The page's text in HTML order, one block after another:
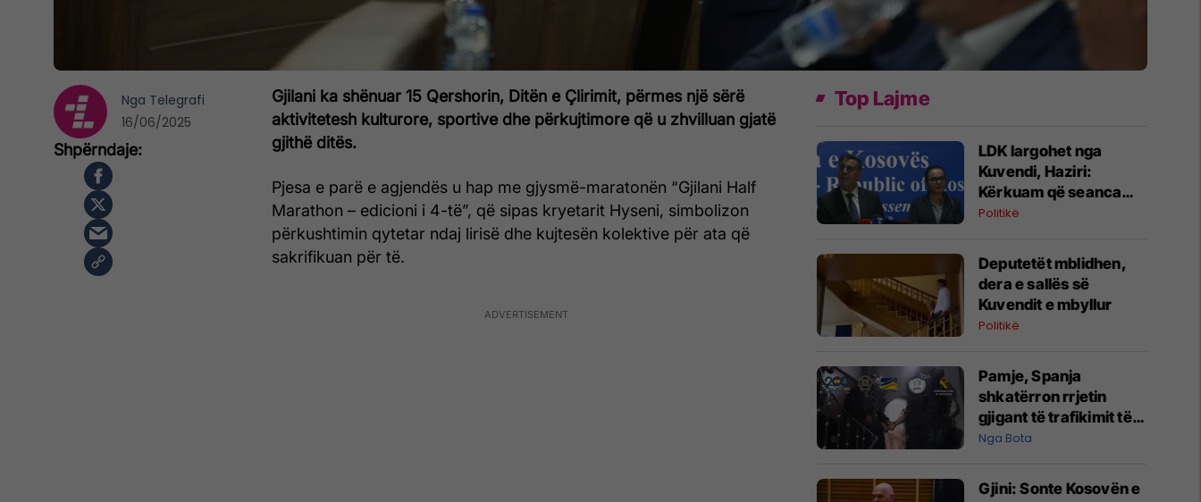
Gjilani ka shënuar 15 Qershorin, Ditën e Çlirimit, përmes një sërë
aktivitetesh kulturore, sportive dhe përkujtimore që u zhvilluan gjatë
gjithë ditës.
Pjesa e parë e agjendës u hap me gjysmë-maratonën “Gjilani Half
Marathon – edicioni i 4-të”, që sipas kryetarit Hyseni, simbolizon
përkushtimin qytetar ndaj lirisë dhe kujtesën kolektive për ata që
sakrifikuan për të.
Nga Telegrafi
16/06/2025
Top Lajme
LDK largohet nga
Kuvendi, Haziri:
Kërkuam që seanca
konstituive të mbahet
Politikë
Deputetët mblidhen,
dera e sallës së
Kuvendit e mbyllur
Politikë
Pamje, Spanja
shkatërron rrjetin
gjigant të trafikimit të
emigrantëve dhe
Nga Bota
Gjini: Sonte Kosovën e